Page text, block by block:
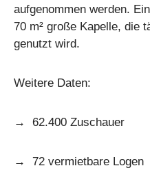
aufgenommen werden.
70 m² große Kapelle, die
genutzt wird.
Weitere Daten:
→ 62.400 Zuschauer
→ 72 vermietbare Logen